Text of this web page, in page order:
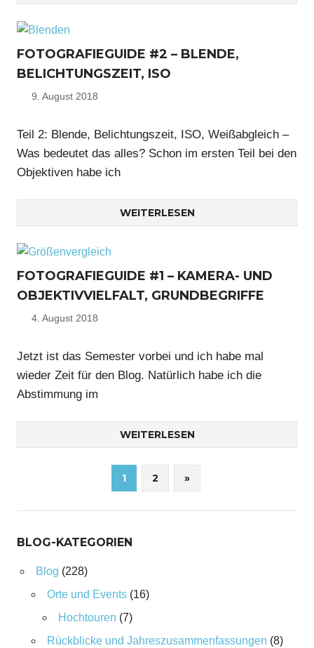
FOTOGRAFIEGUIDE #2 – BLENDE,
BELICHTUNGSZEIT, ISO
9. August 2018
Teil 2: Blende, Belichtungszeit, ISO, Weißabgleich –
Was bedeutet das alles? Schon im ersten Teil bei den
Objektiven habe ich
WEITERLESEN
FOTOGRAFIEGUIDE #1 – KAMERA- UND
OBJEKTIVVIELFALT, GRUNDBEGRIFFE
4. August 2018
Jetzt ist das Semester vorbei und ich habe mal
wieder Zeit für den Blog. Natürlich habe ich die
Abstimmung im
WEITERLESEN
Seitennummerierung
der
Beiträge
1 2
Nächste
Beiträge
»
BLOG-KATEGORIEN
Blog (228)
Orte und Events(16)
Hochtouren (7)
Rückblicke und Jahreszusammenfassungen (8)